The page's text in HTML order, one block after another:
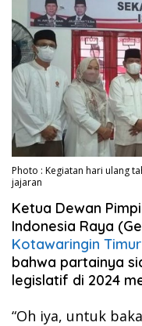
Photo : Kegiatan hari ulang
jajaran
Ketua Dewan
Indonesia Raya
Kotawaringin Timur
bahwa partainya
legislatif di 2024
“Oh iya, untuk